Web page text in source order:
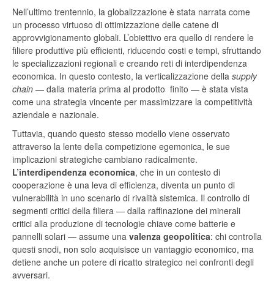
Nell’ultimo trentennio, la globalizzazione è stata narrata come
un processo virtuoso di ottimizzazione delle catene di
approvvigionamento globali. L’obiettivo era quello di rendere le
filiere produttive più efficienti, riducendo costi e tempi, sfruttando
le specializzazioni regionali e creando reti di interdipendenza
economica. In questo contesto, la verticalizzazione della supply
chain — dalla materia prima al prodotto finito — è stata vista
come una strategia vincente per massimizzare la competitività
aziendale e nazionale.
Tuttavia, quando questo stesso modello viene osservato
attraverso la lente della competizione egemonica, le sue
implicazioni strategiche cambiano radicalmente.
L’interdipendenza economica, che in un contesto di
cooperazione è una leva di efficienza, diventa un punto di
vulnerabilità in uno scenario di rivalità sistemica. Il controllo di
segmenti critici della filiera — dalla raffinazione dei minerali
critici alla produzione di tecnologie chiave come batterie e
pannelli solari — assume una valenza geopolitica: chi controlla
questi snodi, non solo acquisisce un vantaggio economico, ma
detiene anche un potere di ricatto strategico nei confronti degli
avversari.